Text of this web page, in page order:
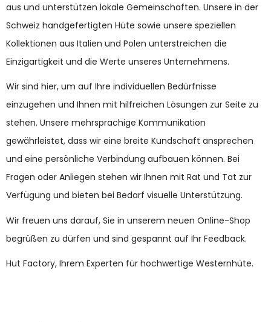
aus und unterstützen lokale Gemeinschaften. Unsere in der
Schweiz handgefertigten Hüte sowie unsere speziellen
Kollektionen aus Italien und Polen unterstreichen die
Einzigartigkeit und die Werte unseres Unternehmens.
Wir sind hier, um auf Ihre individuellen Bedürfnisse
einzugehen und Ihnen mit hilfreichen Lösungen zur Seite zu
stehen. Unsere mehrsprachige Kommunikation
gewährleistet, dass wir eine breite Kundschaft ansprechen
und eine persönliche Verbindung aufbauen können. Bei
Fragen oder Anliegen stehen wir Ihnen mit Rat und Tat zur
Verfügung und bieten bei Bedarf visuelle Unterstützung.
Wir freuen uns darauf, Sie in unserem neuen Online-Shop
begrüßen zu dürfen und sind gespannt auf Ihr Feedback.
Hut Factory, Ihrem Experten für hochwertige Westernhüte.